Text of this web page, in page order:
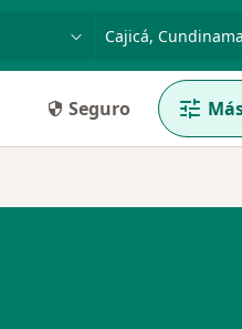
o nombrep. ej. Bogotá
Seguro